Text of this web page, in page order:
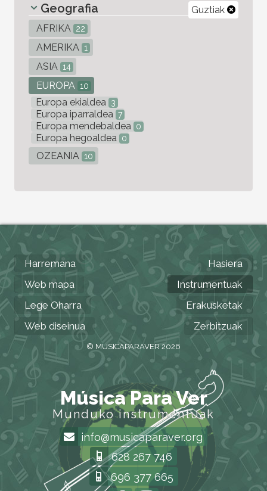
Guztiak
Geografia
AFRIKA 22
AMERIKA 1
ASIA 14
EUROPA 10
Europa ekialdea 3
Europa iparraldea 7
Europa mendebaldea 0
Europa hegoaldea 0
OZEANIA 10
Harremana
Web mapa
Lege Oharra
Web diseinua
Hasiera
Instrumentuak
Erakusketak
Zerbitzuak
© MUSICAPARAVER 2026
Música Para Ver
Munduko instrumentuak
info@musicaparaver.org
628 267 746
696 377 665